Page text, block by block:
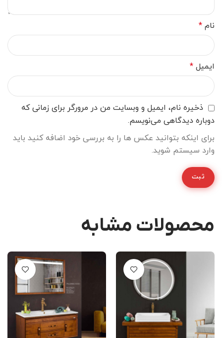
نام *
ایمیل *
ذخیره نام، ایمیل و وبسایت من در مرورگر برای زمانی که
دوباره دیدگاهی می‌نویسم.
برای اینکه بتوانید عکس ها را به بررسی خود اضافه کنید باید
وارد سیستم شوید.
محصولات مشابه